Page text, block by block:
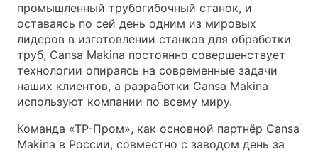
промышленный трубогибочный станок, и
оставаясь по сей день одним из мировых
лидеров в изготовлении станков для обработки
труб, Cansa Makina постоянно совершенствует
технологии опираясь на современные задачи
наших клиентов, а разработки Cansa Makina
используют компании по всему миру.
Команда «ТР-Пром», как основной партнёр Cansa
Makina в России, совместно с заводом день за